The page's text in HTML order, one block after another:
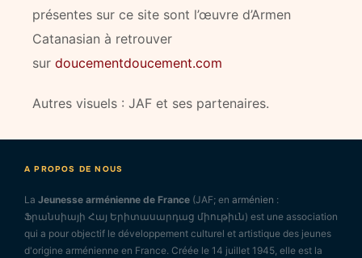
présentes sur ce site sont l’œuvre d’Armen
Catanasian à retrouver
sur doucementdoucement.com
Autres visuels : JAF et ses partenaires.
A PROPOS DE NOUS
La Jeunesse arménienne de France (JAF; en arménien :
Ֆրանսիայի Հայ Երիտասարդաց միութիւն) est une association
qui a pour objectif le développement culturel et artistique des jeunes
d'origine arménienne en France. Créée le 14 juillet 1945, elle est la